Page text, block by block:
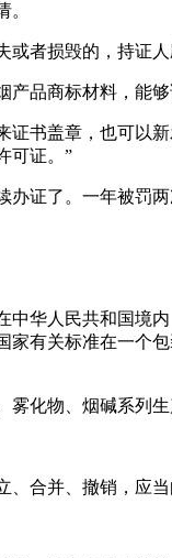
。
者损毁的，持证人
品商标材料，能
证书盖章，也可以
可证。”
证了。一年被罚
中华人民共和国境
有关标准在一个
化物、烟碱系列
合并、撤销，应